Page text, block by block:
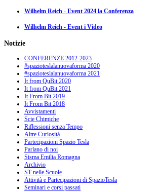
Wilhelm Reich - Event 2024 la Conferenza
Wilhelm Reich - Event i Video
Notizie
CONFERENZE 2012-2023
#spazioteslalanuovaforma 2020
#spazioteslalanuovaforma 2021
It from QuBit 2020
It from QuBit 2021
It From Bit 2019
It From Bit 2018
Avvistamenti
Scie Chimiche
Riflessioni senza Tempo
Altre Curiosità
Partecipazioni Spazio Tesla
Parlano di noi
Sisma Emilia Romagna
Archivio
ST nelle Scuole
Attività e Partecipazioni di SpazioTesla
Seminari e corsi passati